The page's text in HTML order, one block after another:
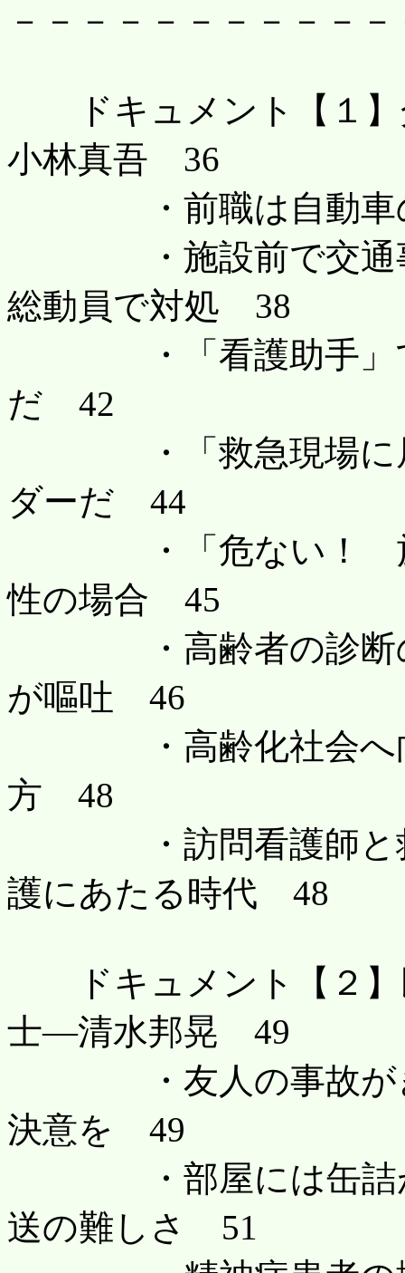
－－－－－－－－－－
ドキュメント【１】
小林真吾 36
・前職は自動車の
・施設前で交通事
総動員で対処 38
・「看護助手」で
だ 42
・「救急現場に居
ダーだ 44
・「危ない！ 施
性の場合 45
・高齢者の診断の
が嘔吐 46
・高齢化社会へ向
方 48
・訪問看護師と救
護にあたる時代 48
ドキュメント【２】
士―清水邦晃 49
・友人の事故がき
決意を 49
・部屋には缶詰が
送の難しさ 51